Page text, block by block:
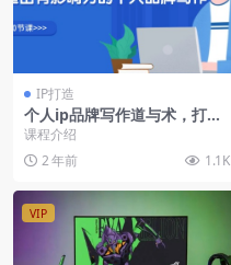
IP打造
个人ip品牌写作道与术，打造
出有影响力的个人品牌写作
课程介绍
2 年前
1.1K
VIP